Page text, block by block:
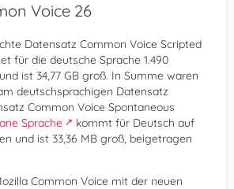
Voice 26
Datensatz Common Voice Scripted
für die deutsche Sprache 1.490
ist 34,77 GB groß. In Summe waren
deutschsprachigen Datensatz
Common Voice Spontaneous
Sprache
kommt für Deutsch auf
und ist 33,36 MB groß, beigetragen
Common Voice mit der neuen